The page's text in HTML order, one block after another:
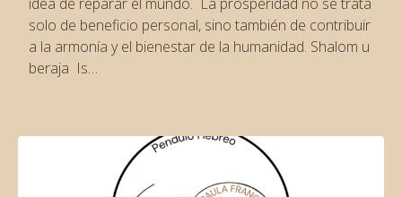
solo de beneficio personal, sino también de contribuir
a la armonía y el bienestar de la humanidad. Shalom u
beraja Is…